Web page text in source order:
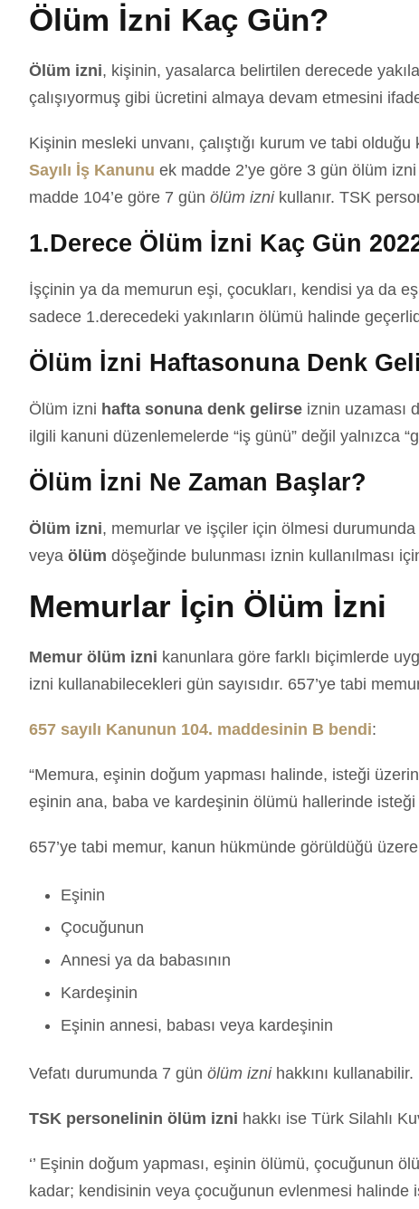
Ölüm İzni Kaç Gün?
Ölüm izni, kişinin, yasalarca belirtilen derecede
çalışıyormuş gibi ücretini almaya devam etmesini
Kişinin mesleki unvanı, çalıştığı kurum ve tabi
Sayılı İş Kanunu ek madde 2’ye göre 3 gün ölüm
madde 104’e göre 7 gün ölüm iznikullanır. TSK
1.Derece Ölüm İzni Kaç Gün
İşçinin ya da memurun eşi, çocukları, kendisi ya da
sadece 1.derecedeki yakınların ölümü halinde
Ölüm İzni Haftasonuna Denk
Ölüm izni hafta sonuna denk gelirse iznin uzaması
ilgili kanuni düzenlemelerde “iş günü” değil yalnızca
Ölüm İzni Ne Zaman Başlar?
Ölüm izni, memurlar ve işçiler için ölmesi
veya ölüm döşeğinde bulunması iznin kullanılması
Memurlar İçin Ölüm İzni
Memur ölüm izni kanunlara göre farklı biçimlerde
izni kullanabilecekleri gün sayısıdır. 657’ye tabi
657 sayılı Kanunun 104. maddesinin B bendi:
“Memura, eşinin doğum yapması halinde, isteği
eşinin ana, baba ve kardeşinin ölümü hallerinde
657’ye tabi memur, kanun hükmünde görüldüğü
Eşinin
Çocuğunun
Annesi ya da babasının
Kardeşinin
Eşinin annesi, babası veya kardeşinin
Vefatı durumunda 7 gün ölüm iznihakkını kullanabilir.
TSK personelinin ölüm izni hakkı ise Türk Silahlı
‘’ Eşinin doğum yapması, eşinin ölümü, çocuğunun
kadar; kendisinin veya çocuğunun evlenmesi halinde